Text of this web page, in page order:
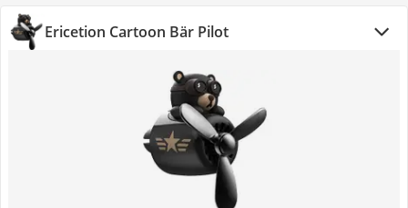
Ericetion Cartoon Bär Pilot